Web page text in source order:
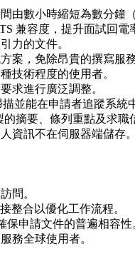
由數小時縮短為數分鐘
兼容度，提升面試回電
力的文件。
案，免除昂貴的撰寫服務
技術程度的使用者。
求進行廣泛調整。
並能在申請者追蹤系統
摘要、條列重點及求職
資訊不在伺服器端儲存。
問。
整合以優化工作流程。
保申請文件的普遍相容性
務全球使用者。